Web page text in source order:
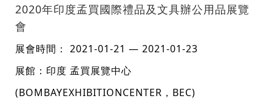
2020年印度孟買國際禮品及文具辦公用品展覽
會
展會時間： 2021-01-21 — 2021-01-23
展館：印度 孟買展覽中心
(BOMBAYEXHIBITIONCENTER，BEC)